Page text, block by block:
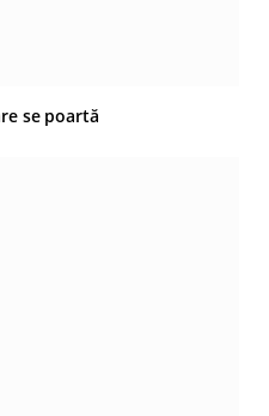
se poartă